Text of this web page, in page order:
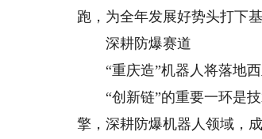
跑，为全年发展好势头打下基
深耕防爆赛道
“重庆造”机器人将落地西
“创新链”的重要一环是技
擎，深耕防爆机器人领域，